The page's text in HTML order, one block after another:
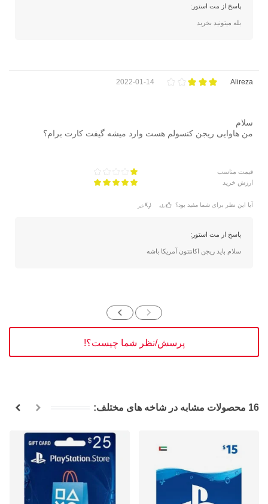
پاسخ از مت استور:
بله میتونید بخرید
Alireza
2022-01-14
سلام
من هاوایی ریجن کنسولم هست وارد میشه گیفت کارت برام؟
قیمت مناسب
ارزش خرید
آیا این نظر برای شما مفید بود؟ بله خیر
پاسخ از مت استور:
سلام باید ریجن اکانتتون آمریکا باشه
پرسش/نظر شما چیست؟!
16 محصولات مشابه در شاخه های مختلف: